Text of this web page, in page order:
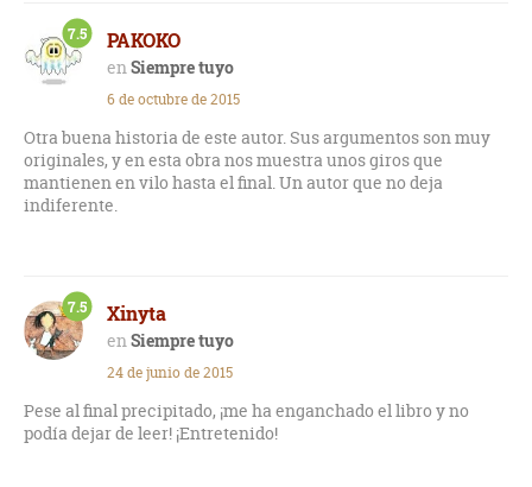
PAKOKO
Siempre tuyo
7.5
6 de octubre de 2015
Otra buena historia de este autor. Sus argumentos son muy
originales, y en esta obra nos muestra unos giros que
mantienen en vilo hasta el final. Un autor que no deja
indiferente.
Xinyta
Siempre tuyo
7.5
24 de junio de 2015
Pese al final precipitado, ¡me ha enganchado el libro y no
podía dejar de leer! ¡Entretenido!